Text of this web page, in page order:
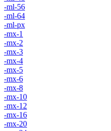
-ml-56
-ml-64
-ml-px
-mx-1
-mx-2
-mx-3
-mx-4
-mx-5
-mx-6
-mx-8
-mx-10
-mx-12
-mx-16
-mx-20